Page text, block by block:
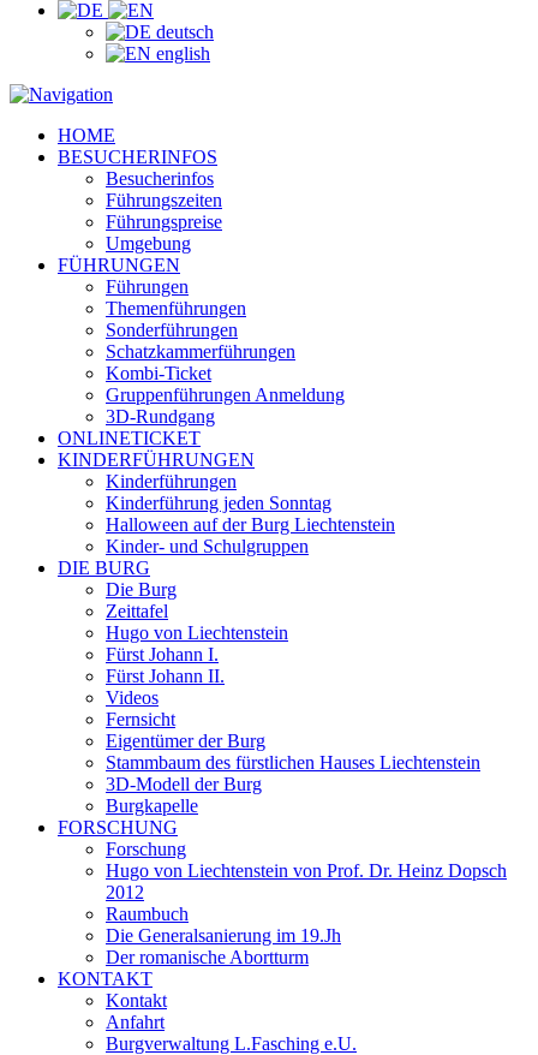
deutsch
english
HOME
BESUCHERINFOS
Besucherinfos
Führungszeiten
Führungspreise
Umgebung
FÜHRUNGEN
Führungen
Themenführungen
Sonderführungen
Schatzkammerführungen
Kombi-Ticket
Gruppenführungen Anmeldung
3D-Rundgang
ONLINETICKET
KINDERFÜHRUNGEN
Kinderführungen
Kinderführung jeden Sonntag
Halloween auf der Burg Liechtenstein
Kinder- und Schulgruppen
DIE BURG
Die Burg
Zeittafel
Hugo von Liechtenstein
Fürst Johann I.
Fürst Johann II.
Videos
Fernsicht
Eigentümer der Burg
Stammbaum des fürstlichen Hauses Liechtenstein
3D-Modell der Burg
Burgkapelle
FORSCHUNG
Forschung
Hugo von Liechtenstein von Prof. Dr. Heinz Dopsch
2012
Raumbuch
Die Generalsanierung im 19.Jh
Der romanische Abortturm
KONTAKT
Kontakt
Anfahrt
Burgverwaltung L.Fasching e.U.